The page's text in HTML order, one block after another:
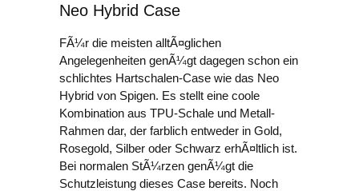
Neo Hybrid Case
FÃ¼r die meisten alltÃ¤glichen
Angelegenheiten genÃ¼gt dagegen schon ein
schlichtes Hartschalen-Case wie das Neo
Hybrid von Spigen. Es stellt eine coole
Kombination aus TPU-Schale und Metall-
Rahmen dar, der farblich entweder in Gold,
Rosegold, Silber oder Schwarz erhÃ¤ltlich ist.
Bei normalen StÃ¼rzen genÃ¼gt die
Schutzleistung dieses Case bereits. Noch